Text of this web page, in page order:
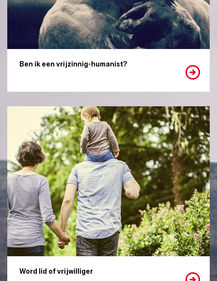
Ben ik een vrijzinnig-humanist?
Word lid of vrijwilliger